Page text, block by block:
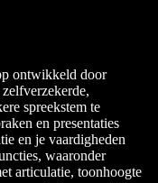
ontwikkeld door
spreekstem te
en presentaties
en je vaardigheden
waaronder
articulatie, toonhoogte